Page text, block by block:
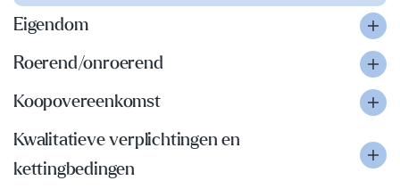
Eigendom
Roerend/onroerend
Koopovereenkomst
Kwalitatieve verplichtingen en
kettingbedingen